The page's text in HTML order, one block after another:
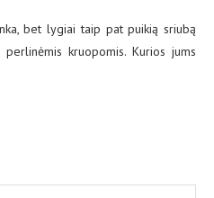
bet lygiai taip pat puikią sriubą
kruopomis. Kurios jums